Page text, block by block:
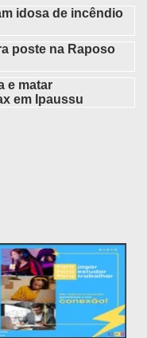
idosa de incêndio
poste na Raposo
e matar
em Ipaussu